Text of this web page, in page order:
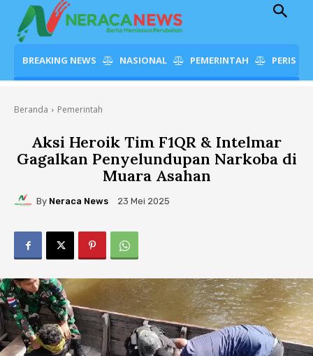
BREAKING NEWS NASIONAL PEMERINTAH
Beranda Pemerintah
Aksi Heroik Tim F1QR & Intelmar
Gagalkan Penyelundupan Narkoba di
Muara Asahan
By Neraca News 23 Mei 2025